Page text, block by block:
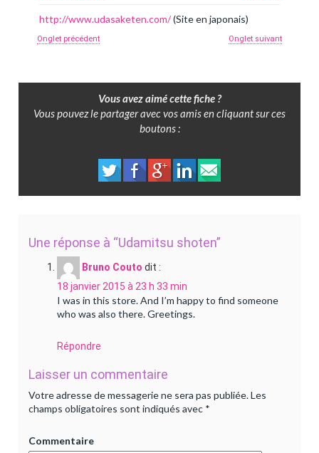
http://www.udasaketen.com/(Site en japonais)
Onglet précédent Onglet suivant
Vous avez aimé cette fiche ?
Vous pouvez le partager avec vos amis en cliquant sur ces
boutons :
Une réponse à “Udamitsu shoten”
Bruno Couto dit :
18 janvier 2015 à 23 h 33 min
I was in this store. And I’m happy to find someone
who was also there. Greetings.
Répondre
Laisser un commentaire
Votre adresse de messagerie ne sera pas publiée.Les
champs obligatoires sont indiqués avec *
Commentaire